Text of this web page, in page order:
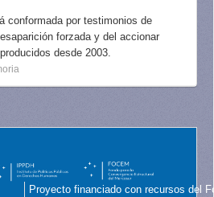
conformada por testimonios de
forzada y del accionar
desde 2003.
Proyecto financiado con recursos del